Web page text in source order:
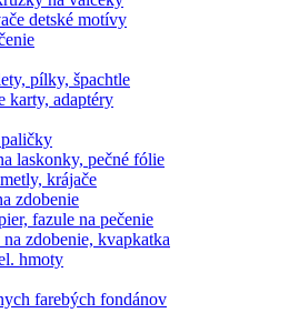
detské motívy
pílky, špachtle
karty, adaptéry
laskonky, pečné fólie
krájače
zdobenie
fazule na pečenie
zdobenie, kvapkatka
hmoty
farebých fondánov